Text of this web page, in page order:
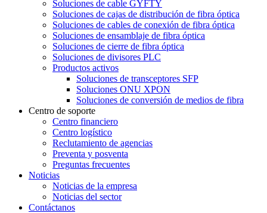
Soluciones de cable GYFTY
Soluciones de cajas de distribución de fibra óptica
Soluciones de cables de conexión de fibra óptica
Soluciones de ensamblaje de fibra óptica
Soluciones de cierre de fibra óptica
Soluciones de divisores PLC
Productos activos
Soluciones de transceptores SFP
Soluciones ONU XPON
Soluciones de conversión de medios de fibra
Centro de soporte
Centro financiero
Centro logístico
Reclutamiento de agencias
Preventa y posventa
Preguntas frecuentes
Noticias
Noticias de la empresa
Noticias del sector
Contáctanos